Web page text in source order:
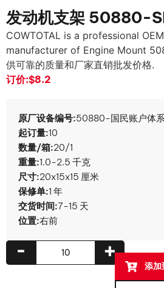
发动机支架 50880-
COWTOTAL is a professional
manufacturer of Engine Mount
供可靠的质量和厂家直销批发价格.
订价:$8.2
原厂设备编号:50880-国民账户体
起订量:10
数量/箱:20/1
重量:1.0-2.5 千克
尺寸:20x15x15 厘米
保修单:1 年
交货时间:7-15 天
位置:右前
+
-
添加